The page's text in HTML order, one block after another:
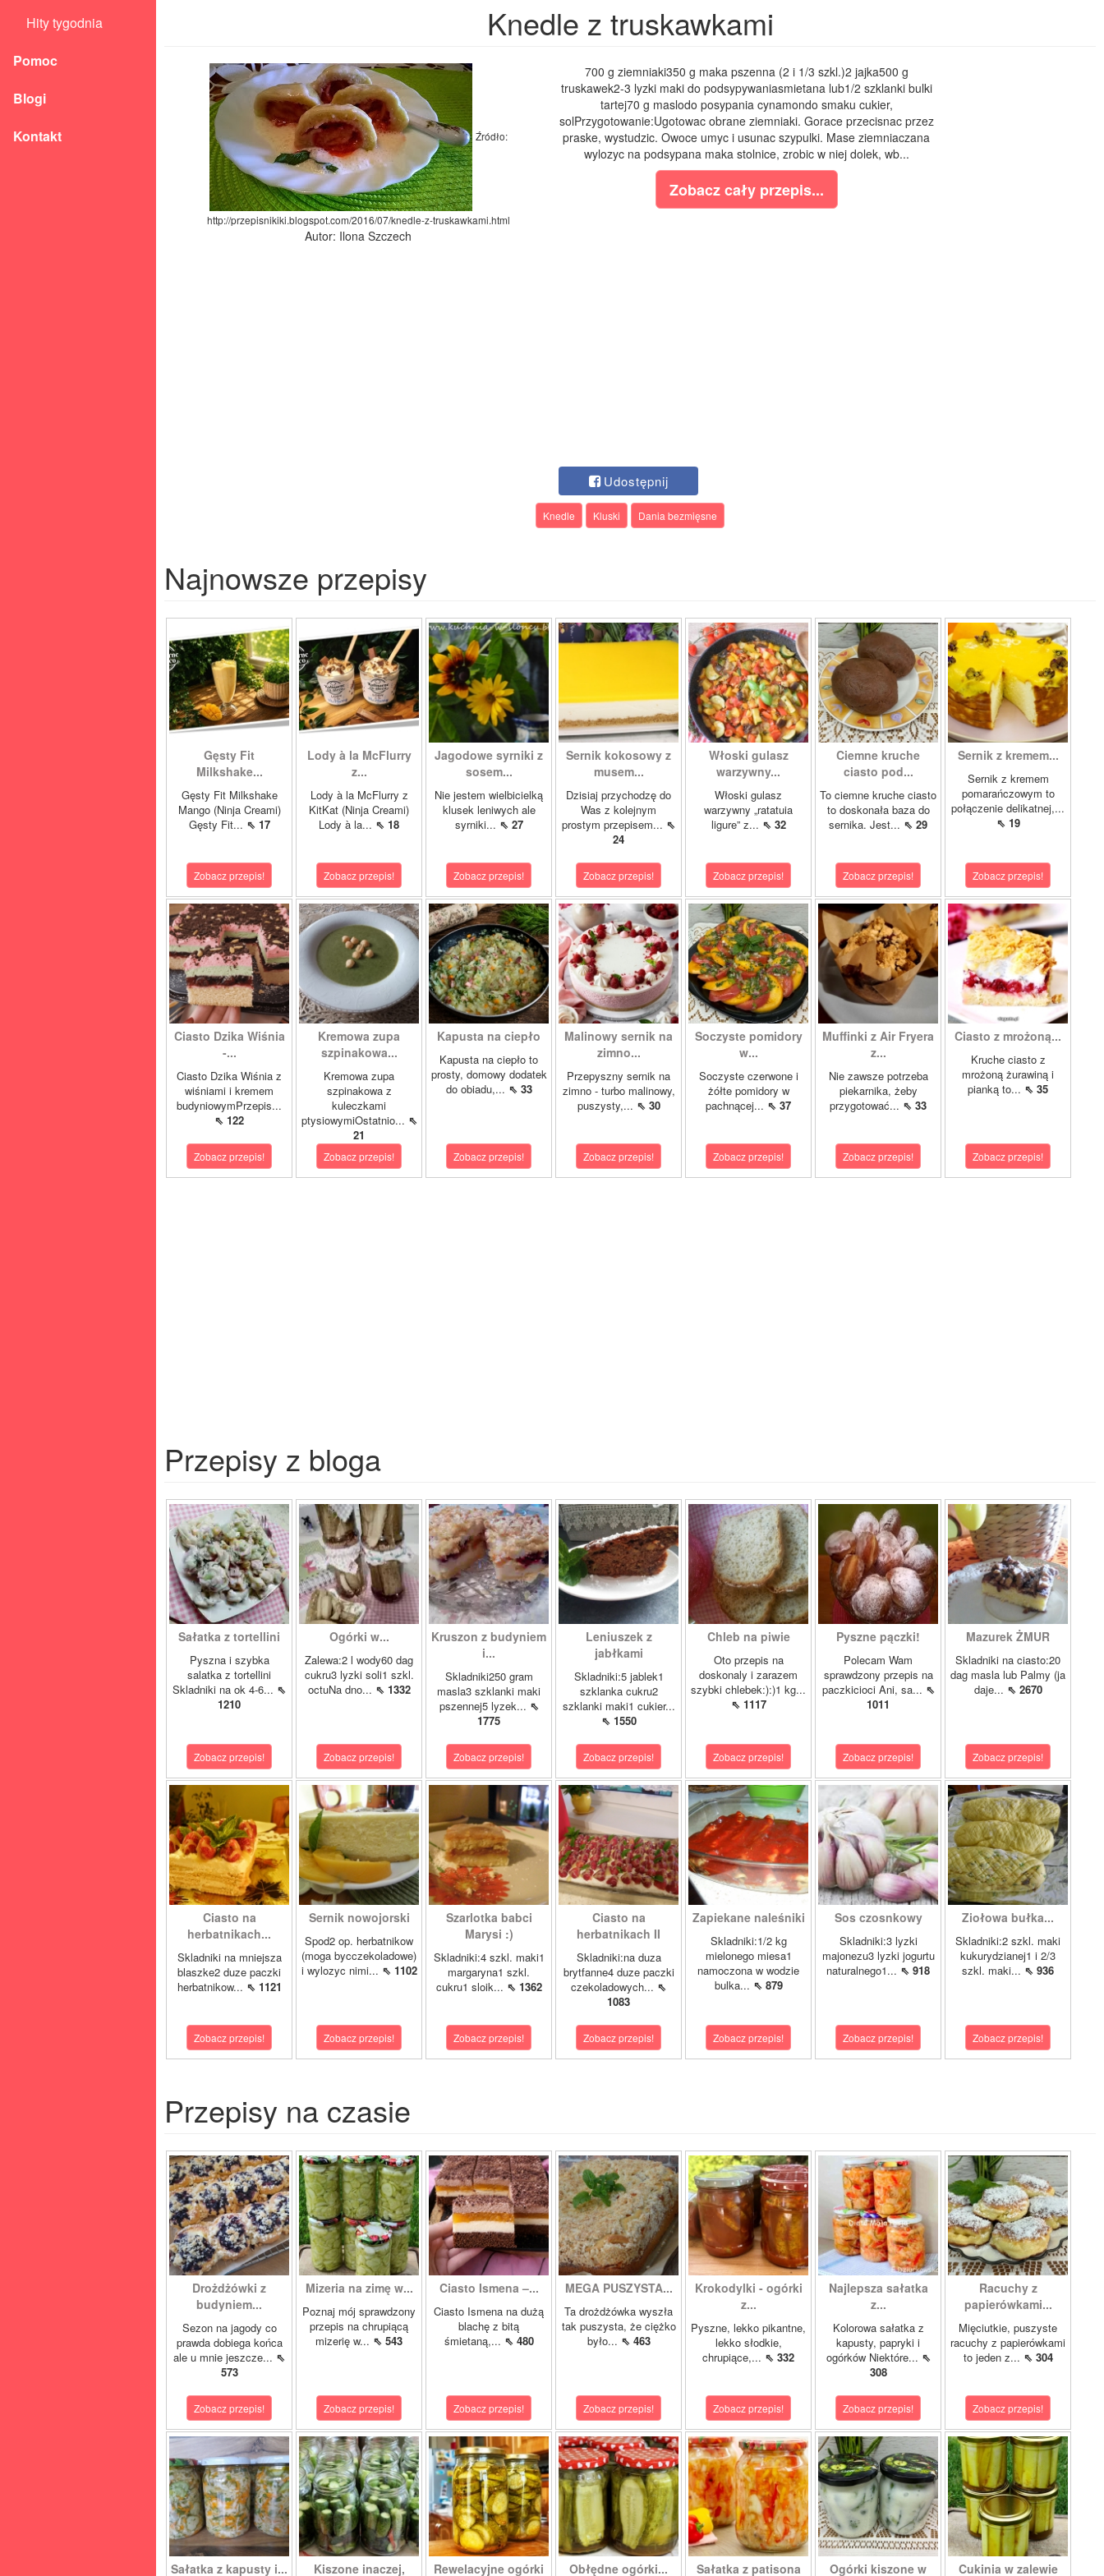
Hity tygodnia
Pomoc
Blogi
Kontakt
Knedle z truskawkami
Źródło:
http://przepisnikiki.blogspot.com/2016/07/knedle-z-truskawkami.html
Autor: Ilona Szczech
700 g ziemniaki350 g maka pszenna (2 i 1/3 szkl.)2 jajka500 g
truskawek2-3 lyzki maki do podsypywaniasmietana lub1/2 szklanki bulki
tartej70 g maslodo posypania cynamondo smaku cukier,
solPrzygotowanie:Ugotowac obrane ziemniaki. Gorace przecisnac przez
praske, wystudzic. Owoce umyc i usunac szypulki. Mase ziemniaczana
wylozyc na podsypana maka stolnice, zrobic w niej dolek, wb...
Zobacz cały przepis...
Udostępnij
Knedle Kluski Dania bezmięsne
Najnowsze przepisy
Gęsty Fit
Milkshake...
Gęsty Fit Milkshake
Mango (Ninja Creami)
Gęsty Fit... ⇖ 17
Zobacz przepis!
Lody à la McFlurry
z...
Lody à la McFlurry z
KitKat (Ninja Creami)
Lody à la... ⇖ 18
Zobacz przepis!
Jagodowe syrniki z
sosem...
Nie jestem wielbicielką
klusek leniwych ale
syrniki... ⇖ 27
Zobacz przepis!
Sernik kokosowy z
musem...
Dzisiaj przychodzę do
Was z kolejnym
prostym przepisem... ⇖
24
Zobacz przepis!
Włoski gulasz
warzywny...
Włoski gulasz
warzywny „ratatuia
ligure” z... ⇖ 32
Zobacz przepis!
Ciemne kruche
ciasto pod...
To ciemne kruche ciasto
to doskonała baza do
sernika. Jest... ⇖ 29
Zobacz przepis!
Sernik z kremem...
Sernik z kremem
pomarańczowym to
połączenie delikatnej,...
⇖ 19
Zobacz przepis!
Ciasto Dzika Wiśnia
-...
Ciasto Dzika Wiśnia z
wiśniami i kremem
budyniowymPrzepis...
⇖ 122
Zobacz przepis!
Kremowa zupa
szpinakowa...
Kremowa zupa
szpinakowa z
kuleczkami
ptysiowymiOstatnio... ⇖
21
Zobacz przepis!
Kapusta na ciepło
Kapusta na ciepło to
prosty, domowy dodatek
do obiadu,... ⇖ 33
Zobacz przepis!
Malinowy sernik na
zimno...
Przepyszny sernik na
zimno - turbo malinowy,
puszysty,... ⇖ 30
Zobacz przepis!
Soczyste pomidory
w...
Soczyste czerwone i
żółte pomidory w
pachnącej... ⇖ 37
Zobacz przepis!
Muffinki z Air Fryera
z...
Nie zawsze potrzeba
piekarnika, żeby
przygotować... ⇖ 33
Zobacz przepis!
Ciasto z mrożoną...
Kruche ciasto z
mrożoną żurawiną i
pianką to... ⇖ 35
Zobacz przepis!
Przepisy z bloga
Sałatka z tortellini
Pyszna i szybka
salatka z tortellini
Skladniki na ok 4-6... ⇖
1210
Zobacz przepis!
Ogórki w...
Zalewa:2 l wody60 dag
cukru3 lyzki soli1 szkl.
octuNa dno... ⇖ 1332
Zobacz przepis!
Kruszon z budyniem
i...
Skladniki250 gram
masla3 szklanki maki
pszennej5 lyzek... ⇖
1775
Zobacz przepis!
Leniuszek z
jabłkami
Skladniki:5 jablek1
szklanka cukru2
szklanki maki1 cukier...
⇖ 1550
Zobacz przepis!
Chleb na piwie
Oto przepis na
doskonaly i zarazem
szybki chlebek:):)1 kg...
⇖ 1117
Zobacz przepis!
Pyszne pączki!
Polecam Wam
sprawdzony przepis na
paczkicioci Ani, sa... ⇖
1011
Zobacz przepis!
Mazurek ŻMUR
Skladniki na ciasto:20
dag masla lub Palmy (ja
daje... ⇖ 2670
Zobacz przepis!
Ciasto na
herbatnikach...
Skladniki na mniejsza
blaszke2 duze paczki
herbatnikow... ⇖ 1121
Zobacz przepis!
Sernik nowojorski
Spod2 op. herbatnikow
(moga bycczekoladowe)
i wylozyc nimi... ⇖ 1102
Zobacz przepis!
Szarlotka babci
Marysi :)
Skladniki:4 szkl. maki1
margaryna1 szkl.
cukru1 sloik... ⇖ 1362
Zobacz przepis!
Ciasto na
herbatnikach II
Skladniki:na duza
brytfanne4 duze paczki
czekoladowych... ⇖
1083
Zobacz przepis!
Zapiekane naleśniki
Skladniki:1/2 kg
mielonego miesa1
namoczona w wodzie
bulka... ⇖ 879
Zobacz przepis!
Sos czosnkowy
Skladniki:3 lyzki
majonezu3 lyzki jogurtu
naturalnego1... ⇖ 918
Zobacz przepis!
Ziołowa bułka...
Skladniki:2 szkl. maki
kukurydzianej1 i 2/3
szkl. maki... ⇖ 936
Zobacz przepis!
Przepisy na czasie
Drożdżówki z
budyniem...
Sezon na jagody co
prawda dobiega końca
ale u mnie jeszcze... ⇖
573
Zobacz przepis!
Mizeria na zimę w...
Poznaj mój sprawdzony
przepis na chrupiącą
mizerię w... ⇖ 543
Zobacz przepis!
Ciasto Ismena –...
Ciasto Ismena na dużą
blachę z bitą
śmietaną,... ⇖ 480
Zobacz przepis!
MEGA PUSZYSTA...
Ta drożdżówka wyszła
tak puszysta, że ciężko
było... ⇖ 463
Zobacz przepis!
Krokodylki - ogórki
z...
Pyszne, lekko pikantne,
lekko słodkie,
chrupiące,... ⇖ 332
Zobacz przepis!
Najlepsza sałatka
z...
Kolorowa sałatka z
kapusty, papryki i
ogórków Niektóre... ⇖
308
Zobacz przepis!
Racuchy z
papierówkami...
Mięciutkie, puszyste
racuchy z papierówkami
to jeden z... ⇖ 304
Zobacz przepis!
Sałatka z kapusty i... Kiszone inaczej, Rewelacyjne ogórki Obłędne ogórki... Sałatka z patisona Ogórki kiszone w Cukinia w zalewie